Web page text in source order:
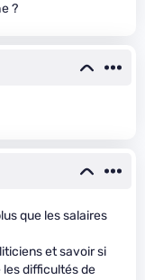
?
que les salaires
et savoir si
difficultés de